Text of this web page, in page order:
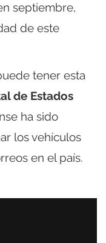
septiembre,
de este
tener esta
de Estados
ha sido
los vehículos
en el país.